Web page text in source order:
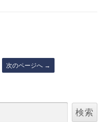
次のページへ →